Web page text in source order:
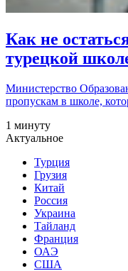
Как не
турецкой
Министерство
пропускам в школе,
1 минуту
Актуальное
Турция
Грузия
Китай
Россия
Украина
Тайланд
Франция
ОАЭ
США